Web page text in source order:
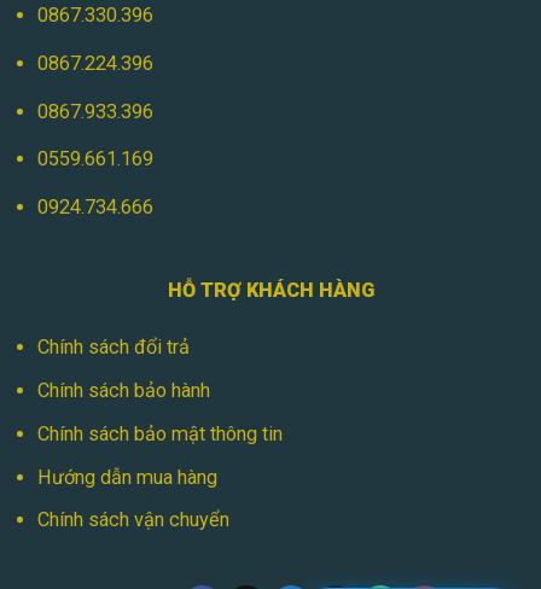
0867.330.396
0867.224.396
0867.933.396
0559.661.169
0924.734.666
HỖ TRỢ KHÁCH HÀNG
Chính sách đổi trả
Chính sách bảo hành
Chính sách bảo mật thông tin
Hướng dẫn mua hàng
Chính sách vận chuyển